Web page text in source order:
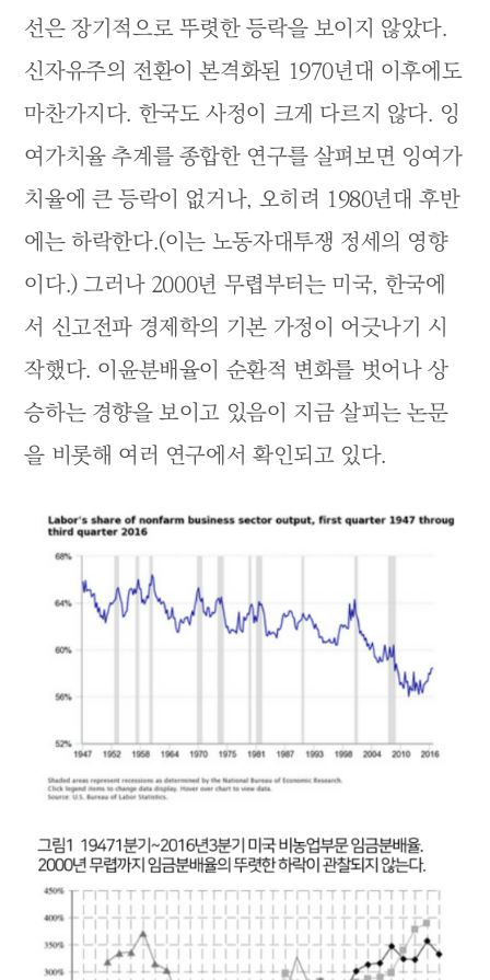
선은 장기적으로 뚜렷한 등락을 보이지 않았다.
신자유주의 전환이 본격화된 1970년대 이후에도
마찬가지다. 한국도 사정이 크게 다르지 않다. 잉
여가치율 추계를 종합한 연구를 살펴보면 잉여가
치율에 큰 등락이 없거나, 오히려 1980년대 후반
에는 하락한다.(이는 노동자대투쟁 정세의 영향
이다.) 그러나 2000년 무렵부터는 미국, 한국에
서 신고전파 경제학의 기본 가정이 어긋나기 시
작했다. 이윤분배율이 순환적 변화를 벗어나 상
승하는 경향을 보이고 있음이 지금 살피는 논문
을 비롯해 여러 연구에서 확인되고 있다.